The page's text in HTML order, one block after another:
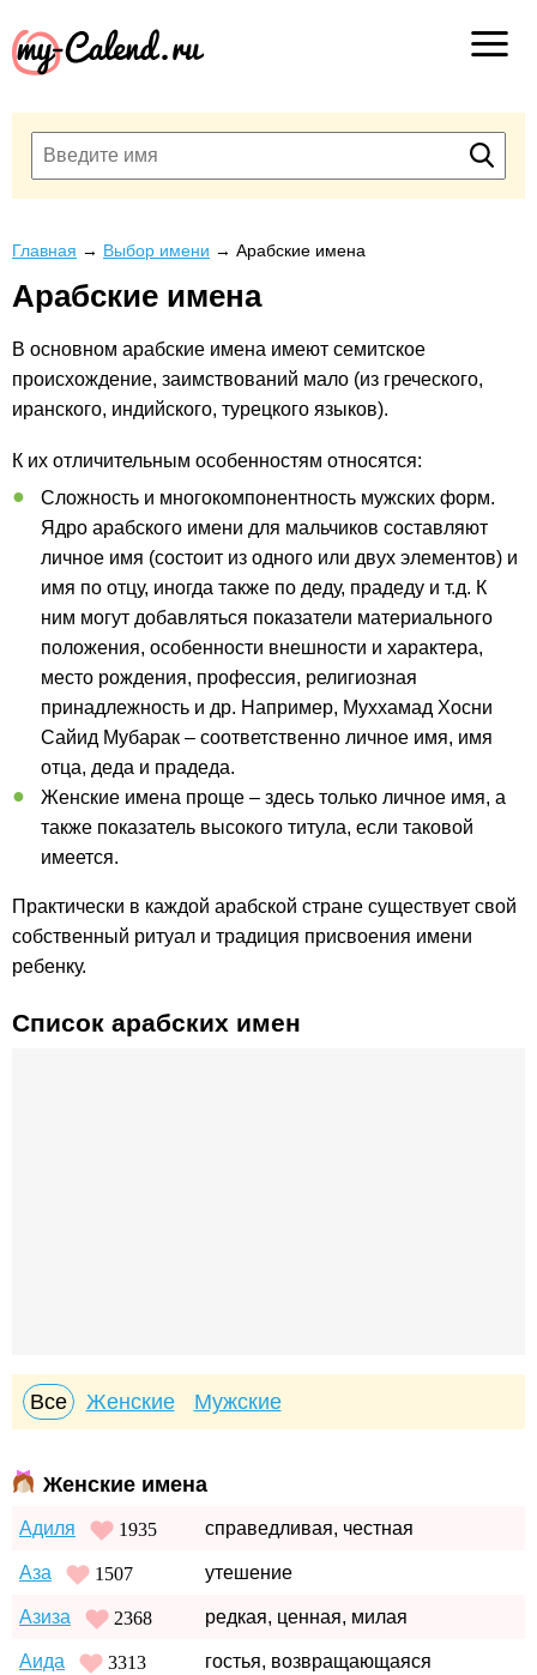
Главная → Выбор имени → Арабские имена
Арабские имена
В основном арабские имена имеют семитское
происхождение, заимствований мало (из греческого,
иранского, индийского, турецкого языков).
К их отличительным особенностям относятся:
Сложность и многокомпонентность мужских форм.
Ядро арабского имени для мальчиков составляют
личное имя (состоит из одного или двух элементов) и
имя по отцу, иногда также по деду, прадеду и т.д. К
ним могут добавляться показатели материального
положения, особенности внешности и характера,
место рождения, профессия, религиозная
принадлежность и др. Например, Муххамад Хосни
Сайид Мубарак – соответственно личное имя, имя
отца, деда и прадеда.
Женские имена проще – здесь только личное имя, а
также показатель высокого титула, если таковой
имеется.
Практически в каждой арабской стране существует свой
собственный ритуал и традиция присвоения имени
ребенку.
Список арабских имен
Все Женские Мужские
Женские имена
Адиля 1935 справедливая, честная
Аза 1507 утешение
Азиза 2368 редкая, ценная, милая
Аида 3313 гостья, возвращающаяся